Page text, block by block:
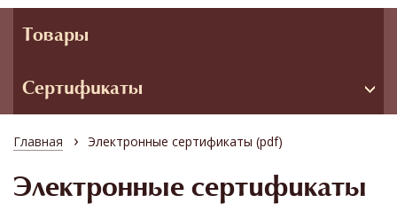
Товары
Сертификаты
Главная › Электронные сертификаты (pdf)
Электронные сертификаты